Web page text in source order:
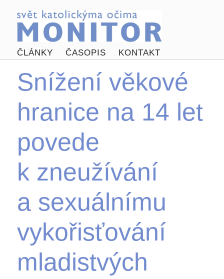
ČLÁNKY ČASOPIS KONTAKT
Snížení věkové
hranice na 14 let
povede
k zneužívání
a sexuálnímu
vykořisťování
mladistvých